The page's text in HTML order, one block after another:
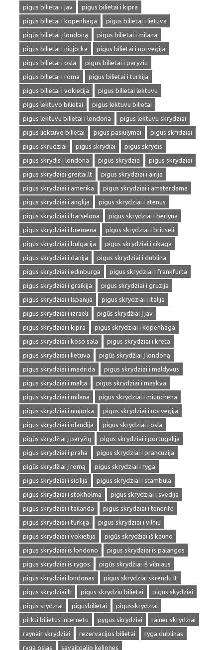
pigus bilietai i jav
pigus bilietai i kipra
pigus bilietai i kopenhaga
pigus bilietai i lietuva
pigūs bilietai į londoną
pigus bilietai i milana
pigus bilietai i niujorka
pigus bilietai i norvegija
pigus bilietai i osla
pigus bilietai i paryziu
pigus bilietai i roma
pigus bilietai i turkija
pigus bilietai i vokietija
pigus bilietai lektuvu
pigus lektuvo bilietai
pigus lektuvu bilietai
pigus lektuvu bilietai i londona
pigus lektuvu skrydziai
pigus liektuvo bilietai
pigus pasiulymai
pigus skridziai
pigus skrudziai
pigus skrydiai
pigus skrydis
pigus skrydis i londona
pigus skrydzia
pigus skrydziai
pigus skrydziai greitai.lt
pigus skrydziai i airija
pigus skrydziai i amerika
pigus skrydziai i amsterdama
pigus skrydziai i anglija
pigus skrydziai i atenus
pigus skrydziai i barselona
pigus skrydziai i berlyna
pigus skrydziai i bremena
pigus skrydziai i briuseli
pigus skrydziai i bulgarija
pigus skrydziai i cikaga
pigus skrydziai i danija
pigus skrydziai i dublina
pigus skrydziai i edinburga
pigus skrydziai i frankfurta
pigus skrydziai i graikija
pigus skrydziai i gruzija
pigus skrydziai i Ispanija
pigus skrydziai i italija
pigus skrydziai i izraeli
pigūs skrydžiai į jav
pigus skrydziai i kipra
pigus skrydziai i kopenhaga
pigus skrydziai i koso sala
pigus skrydziai i kreta
pigus skrydziai i lietuva
pigūs skrydžiai į londoną
pigus skrydziai i madrida
pigus skrydziai i maldyvus
pigus skrydziai i malta
pigus skrydziai i maskva
pigus skrydziai i milana
pigus skrydziai i miunchena
pigus skrydziai i niujorka
pigus skrydziai i norvegija
pigus skrydziai i olandija
pigus skrydziai i osla
pigūs skrydžiai į paryžių
pigus skrydziai i portugalija
pigus skrydziai i praha
pigus skrydziai i prancuzija
pigūs skrydžiai į romą
pigus skrydziai i ryga
pigus skrydziai i sicilija
pigus skrydziai i stambula
pigus skrydziai i stokholma
pigus skrydziai i svedija
pigus skrydziai i tailanda
pigus skrydziai i tenerife
pigus skrydziai i turkija
pigus skrydziai i vilniu
pigus skrydziai i vokietija
pigūs skrydžiai iš kauno
pigus skrydziai is londono
pigus skrydziai is palangos
pigus skrydziai is rygos
pigūs skrydžiai iš vilniaus
pigus skrydziai londonas
pigus skrydziai skrendu lt
pigus skrydziai.lt
pigus skrydziu bilietai
pigus skydziai
pigus srydziai
pigusbilietai
pigusskrydziai
pirkti bilietus internetu
pygus skrydziai
rainer skrydziai
raynair skrydziai
rezervacijos bilietai
ryga dublinas
ryga oslas
savaitgalio keliones